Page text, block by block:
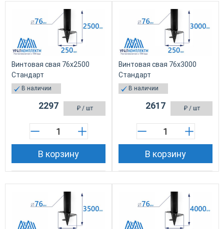
Винтовая свая 76х2500
Стандарт
В наличии
₽/ шт
2297
В корзину
Винтовая свая 76х3000
Стандарт
В наличии
₽/ шт
2617
В корзину